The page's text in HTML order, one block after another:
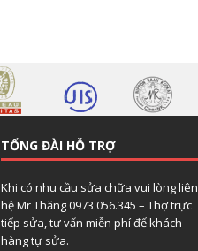
TỔNG ĐÀI HỖ TRỢ
Khi có nhu cầu sửa chữa vui lòng liên
hệ Mr Thăng 0973.056.345 – Thợ trực
tiếp sửa, tư vấn miễn phí để khách
hàng tự sửa.